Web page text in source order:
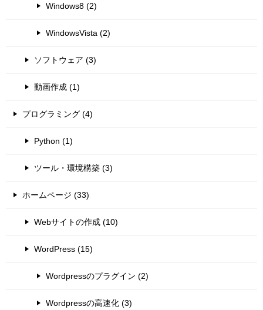
Windows8 (2)
WindowsVista (2)
ソフトウェア (3)
動画作成 (1)
プログラミング (4)
Python (1)
ツール・環境構築 (3)
ホームページ (33)
Webサイトの作成 (10)
WordPress (15)
Wordpressのプラグイン (2)
Wordpressの高速化 (3)